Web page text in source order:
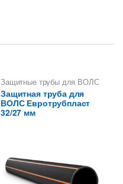
Защитные трубы для ВОЛС
32 мм
Защитная труба для
ВОЛС Евротрубпласт
32/27 мм